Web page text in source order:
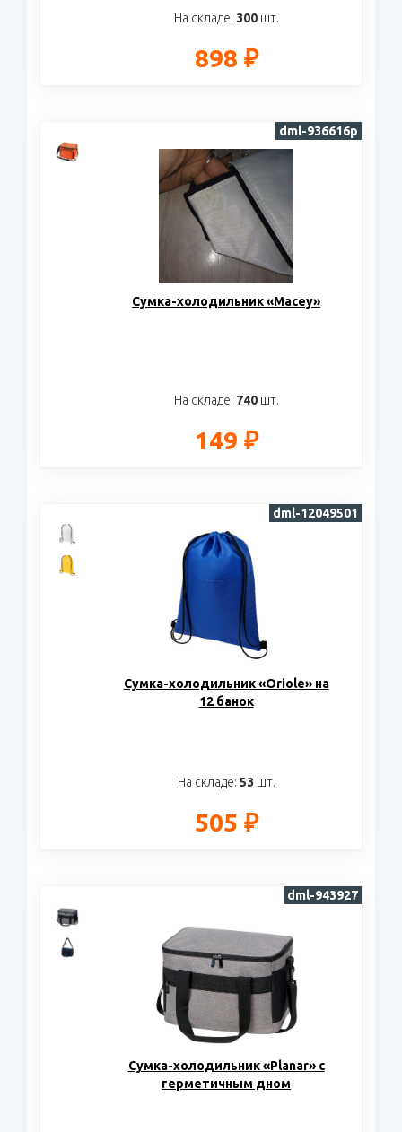
На складе: 300шт.
898 ₽
Сумка-холодильник «Macey»
На складе: 740шт.
149 ₽
dml-936616р
Сумка-холодильник «Oriole» на
12 банок
На складе: 53 шт.
505 ₽
dml-12049501
Сумка-холодильник «Planar» с
герметичным дном
dml-943927